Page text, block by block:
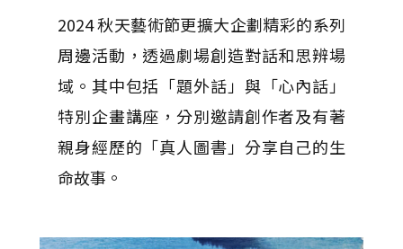
2024 秋天藝術節更擴大企劃精彩的系列
周邊活動，透過劇場創造對話和思辨場
域。其中包括「題外話」與「心內話」
特別企畫講座，分別邀請創作者及有著
親身經歷的「真人圖書」分享自己的生
命故事。